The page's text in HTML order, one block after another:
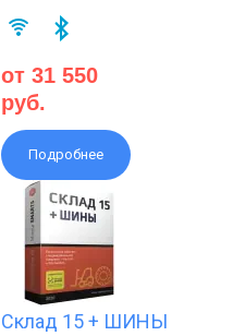
от 31 550
руб.
Подробнее
Склад 15 + ШИНЫ